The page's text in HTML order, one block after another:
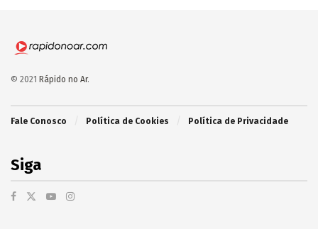
© 2021 Rápido no Ar.
Fale Conosco Política de Cookies Política de Privacidade
Siga